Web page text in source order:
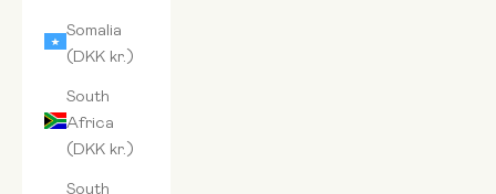
Somalia
(DKK kr.)
South
Africa
(DKK kr.)
South